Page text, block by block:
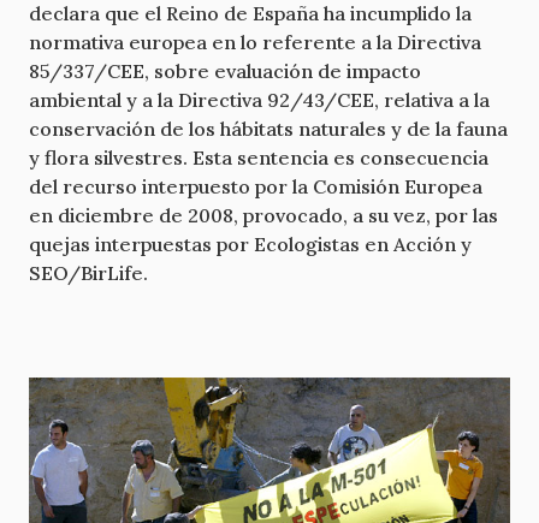
declara que el Reino de España ha incumplido la
normativa europea en lo referente a la Directiva
85/337/CEE, sobre evaluación de impacto
ambiental y a la Directiva 92/43/CEE, relativa a la
conservación de los hábitats naturales y de la fauna
y flora silvestres. Esta sentencia es consecuencia
del recurso interpuesto por la Comisión Europea
en diciembre de 2008, provocado, a su vez, por las
quejas interpuestas por Ecologistas en Acción y
SEO/BirLife.